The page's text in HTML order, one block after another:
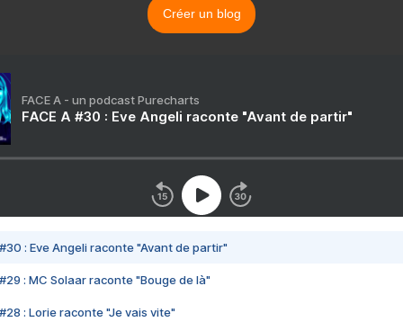
Créer un blog
FACE A - un podcast Purecharts
FACE A #30 : Eve Angeli raconte "Avant de partir"
#30 : Eve Angeli raconte "Avant de partir"
#29 : MC Solaar raconte "Bouge de là"
#28 : Lorie raconte "Je vais vite"